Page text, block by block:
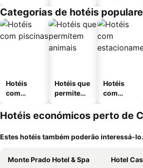
Categorias de hotéis
Hotéis
com
Hotéis que
permitem
Hotéis
com
mento
Hotéis económicos perto de
Estes hotéis também poderão interessá-
Monte Prado Hotel & Spa
Hotel